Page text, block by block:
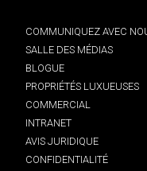
COMMUNIQUEZ AVEC
SALLE DES MÉDIAS
BLOGUE
PROPRIÉTÉS LUXUEUSES
COMMERCIAL
INTRANET
AVIS JURIDIQUE
CONFIDENTIALITÉ